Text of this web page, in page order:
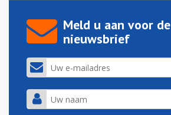
Meld u aan voor de
nieuwsbrief